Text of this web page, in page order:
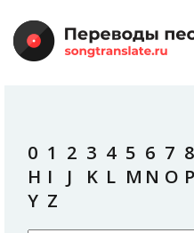
0 1 2 3 4 5 6 7 8
H I J K L M N O P
Y Z